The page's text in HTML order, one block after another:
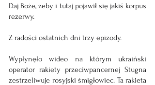
Daj Boże, żeby i tutaj pojawił się jakiś korpus
rezerwy.
Z radości ostatnich dni trzy epizody.
Wypłynęło wideo na którym ukraiński
operator rakiety przeciwpancernej Stugna
zestrzeliwuje rosyjski śmigłowiec. Ta rakieta